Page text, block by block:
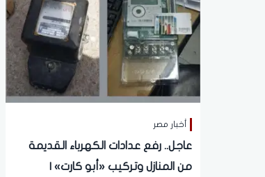
أخبار مصر
عاجل.. رفع عدادات الكهرباء القديمة
من المنازل وتركيب «أبو كارت» |